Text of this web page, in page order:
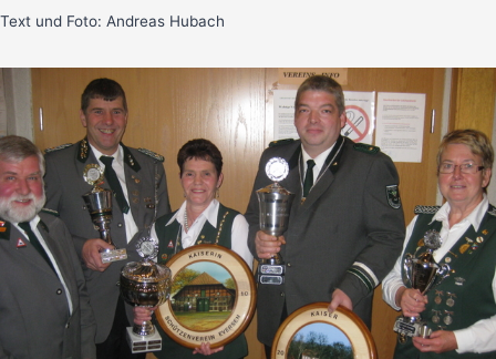
Text und Foto: Andreas Hubach